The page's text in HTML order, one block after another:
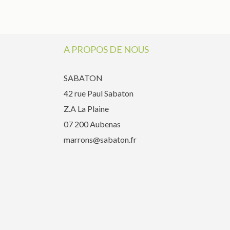
A PROPOS DE NOUS
SABATON
42 rue Paul Sabaton
Z.A La Plaine
07 200 Aubenas
marrons@sabaton.fr